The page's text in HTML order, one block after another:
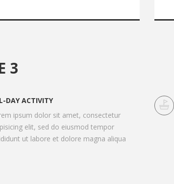
3
DAY ACTIVITY
ipsum dolor sit amet, consectetur
elit, sed do eiusmod tempor
ut labore et dolore magna aliqua